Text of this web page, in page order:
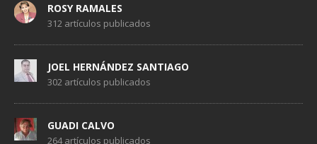
ROSY RAMALES
312 artículos publicados
JOEL HERNÁNDEZ SANTIAGO
302 artículos publicados
GUADI CALVO
264 artículos publicados